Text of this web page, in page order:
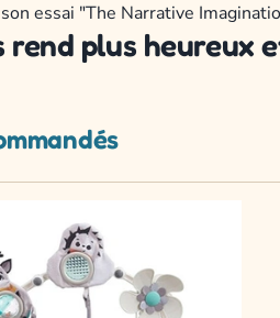
essai "The Narrative
rend plus heureux